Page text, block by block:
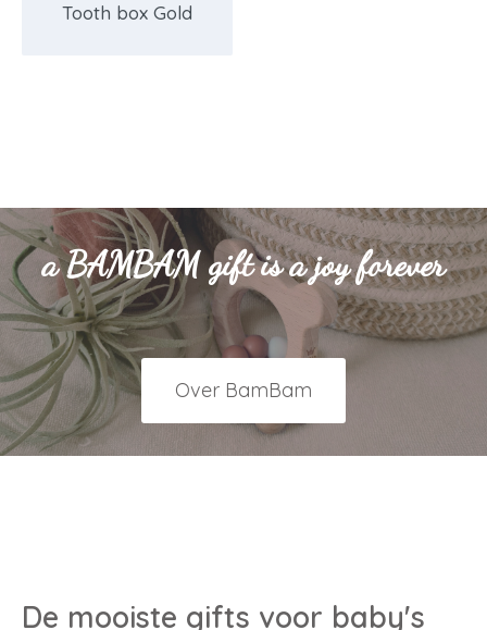
Tooth box Gold
a BAMBAM gift is a joy forever
Over BamBam
De mooiste gifts voor baby's